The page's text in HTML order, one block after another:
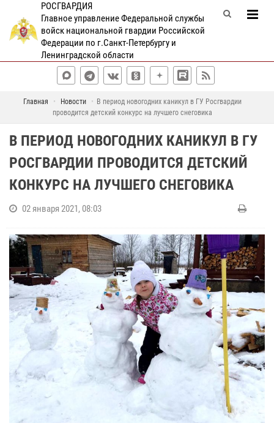
РОСГВАРДИЯ
Главное управление Федеральной службы
войск национальной гвардии Российской
Федерации по г.Санкт-Петербургу и
Ленинградской области
Главная Новости
В период новогодних каникул в ГУ Росгвардии
проводится детский конкурс на лучшего снеговика
В ПЕРИОД НОВОГОДНИХ КАНИКУЛ В ГУ
РОСГВАРДИИ ПРОВОДИТСЯ ДЕТСКИЙ
КОНКУРС НА ЛУЧШЕГО СНЕГОВИКА
02 января 2021, 08:03